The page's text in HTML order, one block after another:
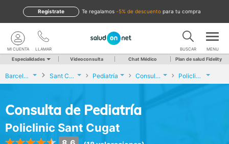
te regalamos -5% de descuento para tu compra
Regístrate
LLAMAR
MI CUENTA BUSCAR MENU
Especialidades Videoconsulta Chat Médico Plan de salud Fidelity
Barcelona Sant Cugat del Vallès Pediatría Consulta de Pediatría Policlinic Sant Cugat
Consulta de Pediatría
Policlinic Sant Cugat